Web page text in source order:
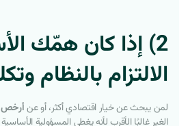
2) إذا كان همّك
الالتزام بالنظام
لمن يبحث عن خيار اقتصادي أكثر، أو عنأرخص
الغير غالبًا الأقرب لأنه يغطي المسؤولية